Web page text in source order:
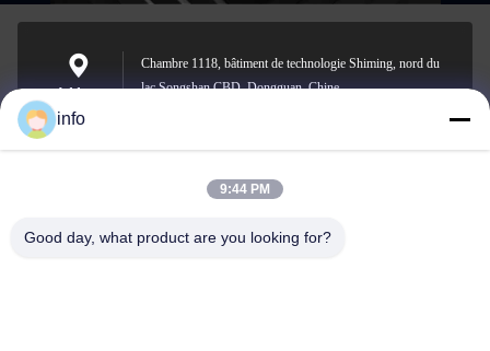
Address
Chambre 1118, bâtiment de technologie Shiming, nord du
lac Songshan CBD, Dongguan, Chine
info@gdpowerplus.com
info
9:44 PM
Good day, what product are you looking for?